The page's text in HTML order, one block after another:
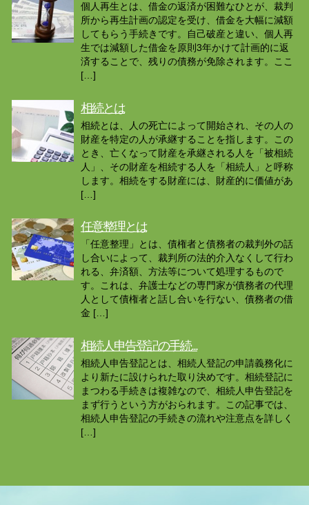
個人再生とは、借金の返済が困難なひとが、裁判
所から再生計画の認定を受け、借金を大幅に減額
してもらう手続きです。自己破産と違い、個人再
生では減額した借金を原則3年かけて計画的に返
済することで、残りの債務が免除されます。ここ
[…]
相続とは
相続とは、人の死亡によって開始され、その人の
財産を特定の人が承継することを指します。この
とき、亡くなって財産を承継される人を「被相続
人」、その財産を相続する人を「相続人」と呼称
します。相続をする財産には、財産的に価値があ
[…]
任意整理とは
「任意整理」とは、債権者と債務者の裁判外の話
し合いによって、裁判所の法的介入なくして行わ
れる、弁済額、方法等について処理するもので
す。これは、弁護士などの専門家が債務者の代理
人として債権者と話し合いを行ない、債務者の借
金 […]
相続人申告登記の手続...
相続人申告登記とは、相続人登記の申請義務化に
より新たに設けられた取り決めです。相続登記に
まつわる手続きは複雑なので、相続人申告登記を
まず行うという方がおられます。この記事では、
相続人申告登記の手続きの流れや注意点を詳しく
[…]